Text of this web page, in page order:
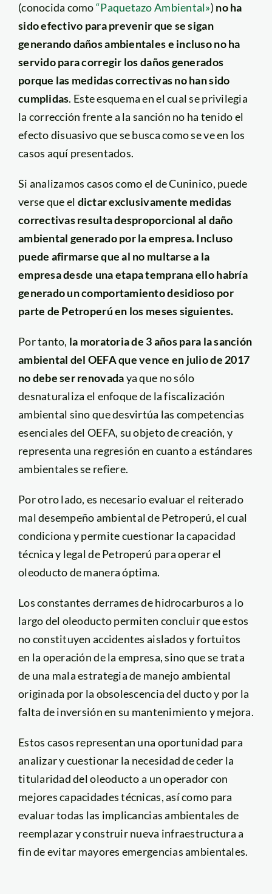
(conocida como“Paquetazo Ambiental») no ha
sido efectivo para prevenir que se sigan
generando daños ambientales e incluso no ha
servido para corregir los daños generados
porque las medidas correctivas no han sido
cumplidas. Este esquema en el cual se privilegia
la corrección frente a la sanción no ha tenido el
efecto disuasivo que se busca como se ve en los
casos aquí presentados.
Si analizamos casos como el de Cuninico, puede
verse que el dictar exclusivamente medidas
correctivas resulta desproporcional al daño
ambiental generado por la empresa. Incluso
puede afirmarse que al no multarse a la
empresa desde una etapa temprana ello habría
generado un comportamiento desidioso por
parte de Petroperú en los meses siguientes.
Por tanto, la moratoria de 3 años para la sanción
ambiental del OEFA que vence en julio de 2017
no debe ser renovadaya que no sólo
desnaturaliza el enfoque de la fiscalización
ambiental sino que desvirtúa las competencias
esenciales del OEFA, su objeto de creación, y
representa una regresión en cuanto a estándares
ambientales se refiere.
Por otro lado, es necesario evaluar el reiterado
mal desempeño ambiental de Petroperú, el cual
condiciona y permite cuestionar la capacidad
técnica y legal de Petroperú para operar el
oleoducto de manera óptima.
Los constantes derrames de hidrocarburos a lo
largo del oleoducto permiten concluir que estos
no constituyen accidentes aislados y fortuitos
en la operación de la empresa, sino que se trata
de una mala estrategia de manejo ambiental
originada por la obsolescencia del ducto y por la
falta de inversión en su mantenimiento y mejora.
Estos casos representan una oportunidad para
analizar y cuestionar la necesidad de ceder la
titularidad del oleoducto a un operador con
mejores capacidades técnicas, así como para
evaluar todas las implicancias ambientales de
reemplazar y construir nueva infraestructura a
fin de evitar mayores emergencias ambientales.